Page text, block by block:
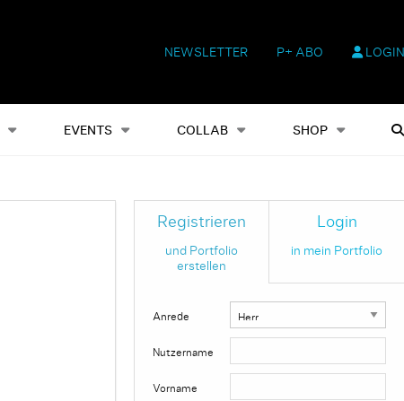
NEWSLETTER P+ ABO LOGIN
EVENTS COLLAB SHOP
Alles Events Shop Heftausgaben Suchen
Registrieren
und Portfolio
erstellen
Login
in mein Portfolio
Anrede
Nutzername
Vorname